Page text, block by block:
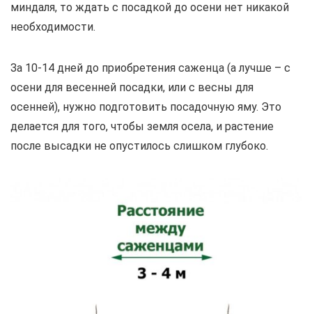
миндаля, то ждать с посадкой до осени нет никакой
необходимости.
За 10-14 дней до приобретения саженца (а лучше – с
осени для весенней посадки, или с весны для
осенней), нужно подготовить посадочную яму. Это
делается для того, чтобы земля осела, и растение
после высадки не опустилось слишком глубоко.